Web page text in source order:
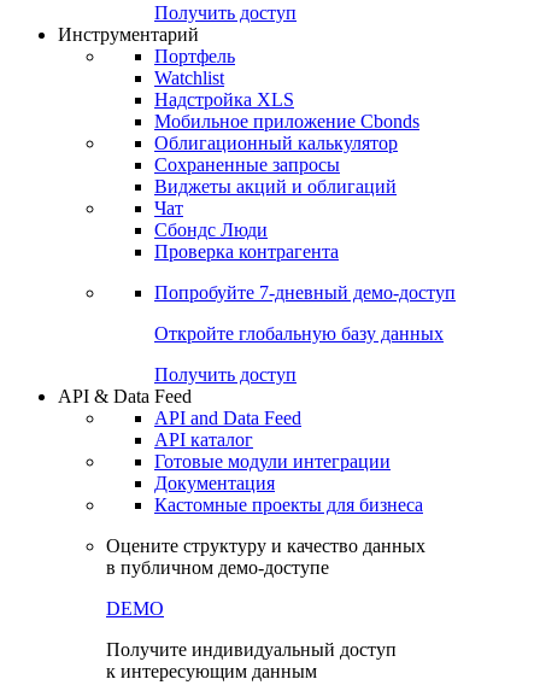
Получить доступ
Инструментарий
Портфель
Watchlist
Надстройка XLS
Мобильное приложение Cbonds
Облигационный калькулятор
Сохраненные запросы
Виджеты акций и облигаций
Чат
Сбондс Люди
Проверка контрагента
Попробуйте 7-дневный демо-доступ
Откройте глобальную базу данных
Получить доступ
API & Data Feed
API and Data Feed
API каталог
Готовые модули интеграции
Документация
Кастомные проекты для бизнеса
Оцените структуру и качество данных
в публичном демо-доступе
DEMO
Получите индивидуальный доступ
к интересующим данным